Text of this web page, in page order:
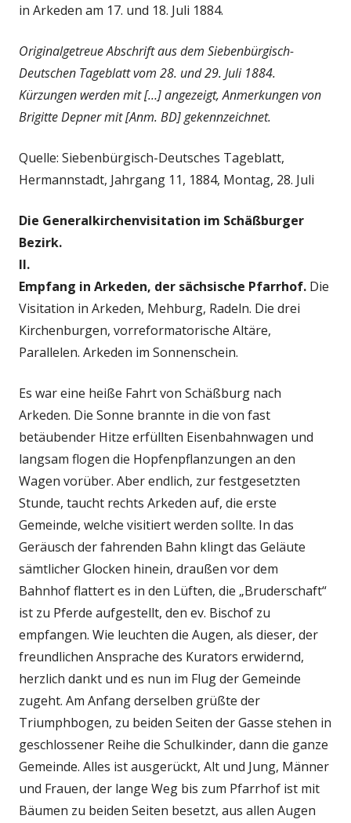
in Arkeden am 17. und 18. Juli 1884.
Originalgetreue Abschrift aus dem Siebenbürgisch-
Deutschen Tageblatt vom 28. und 29. Juli 1884.
Kürzungen werden mit […] angezeigt, Anmerkungen von
Brigitte Depner mit [Anm. BD] gekennzeichnet.
Quelle: Siebenbürgisch-Deutsches Tageblatt,
Hermannstadt, Jahrgang 11, 1884, Montag, 28. Juli
Die Generalkirchenvisitation im Schäßburger
Bezirk.
II.
Empfang in Arkeden, der sächsische Pfarrhof. Die
Visitation in Arkeden, Mehburg, Radeln. Die drei
Kirchenburgen, vorreformatorische Altäre,
Parallelen. Arkeden im Sonnenschein.
Es war eine heiße Fahrt von Schäßburg nach
Arkeden. Die Sonne brannte in die von fast
betäubender Hitze erfüllten Eisenbahnwagen und
langsam flogen die Hopfenpflanzungen an den
Wagen vorüber. Aber endlich, zur festgesetzten
Stunde, taucht rechts Arkeden auf, die erste
Gemeinde, welche visitiert werden sollte. In das
Geräusch der fahrenden Bahn klingt das Geläute
sämtlicher Glocken hinein, draußen vor dem
Bahnhof flattert es in den Lüften, die „Bruderschaft“
ist zu Pferde aufgestellt, den ev. Bischof zu
empfangen. Wie leuchten die Augen, als dieser, der
freundlichen Ansprache des Kurators erwidernd,
herzlich dankt und es nun im Flug der Gemeinde
zugeht. Am Anfang derselben grüßte der
Triumphbogen, zu beiden Seiten der Gasse stehen in
geschlossener Reihe die Schulkinder, dann die ganze
Gemeinde. Alles ist ausgerückt, Alt und Jung, Männer
und Frauen, der lange Weg bis zum Pfarrhof ist mit
Bäumen zu beiden Seiten besetzt, aus allen Augen